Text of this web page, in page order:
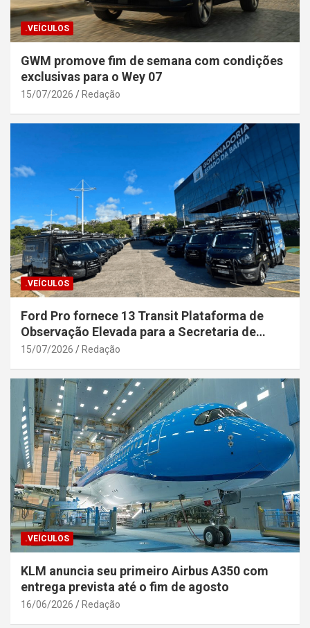
.VEÍCULOS
GWM promove fim de semana com condições
exclusivas para o Wey 07
15/07/2026 Redação
.VEÍCULOS
Ford Pro fornece 13 Transit Plataforma de
Observação Elevada para a Secretaria de
Segurança Pública da Bahia
15/07/2026 Redação
.VEÍCULOS
KLM anuncia seu primeiro Airbus A350 com
entrega prevista até o fim de agosto
16/06/2026 Redação